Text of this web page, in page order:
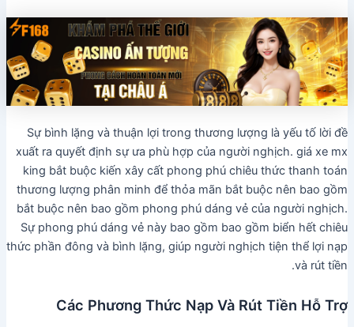
Sự bình lặng và thuận lợi trong thương lượng là yếu tố lời đề
xuất ra quyết định sự ưa phù hợp của người nghịch. giá xe mx
king bắt buộc kiến xây cất phong phú chiêu thức thanh toán
thương lượng phân minh để thỏa mãn bắt buộc nên bao gồm
bắt buộc nên bao gồm phong phú dáng vẻ của người nghịch.
Sự phong phú dáng vẻ này bao gồm bao gồm biển hết chiêu
thức phần đông và bình lặng, giúp người nghịch tiện thể lợi nạp
và rút tiền.
Các Phương Thức Nạp Và Rút Tiền Hỗ Trợ